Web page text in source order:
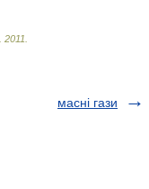
2011
масні гази